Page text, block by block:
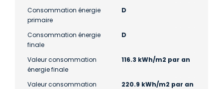
Consommation énergie
primaire
D
Consommation énergie
finale
D
Valeur consommation
énergie finale
116.3 kWh/m2 par an
Valeur consommation
220.9 kWh/m2 par an